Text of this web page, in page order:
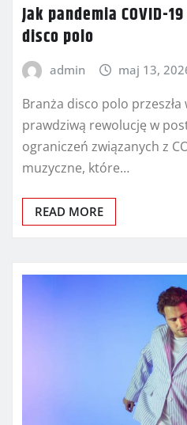
Jak pandemia COVID-
disco polo
admin maj 13,
Branża disco polo
prawdziwą rewolucję w
ograniczeń związanych z
muzyczne, które…
READ MORE